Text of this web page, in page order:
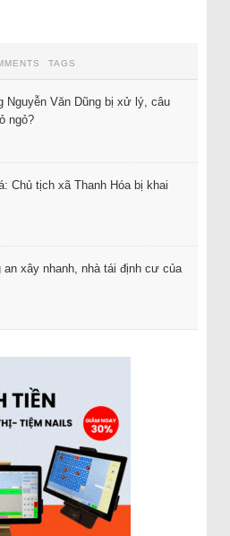
TAGS
Nguyễn Văn Dũng bị xử lý, câu
ngỏ?
Chủ tịch xã Thanh Hóa bị khai
an xây nhanh, nhà tái định cư của